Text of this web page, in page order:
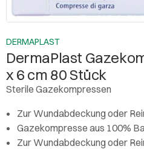
DERMAPLAST
DermaPlast
x 6 cm 80 Stück
Sterile Gazekompressen
Zur Wundabdeckung oder
Gazekompresse aus 100%
Zur Wundabdeckung oder